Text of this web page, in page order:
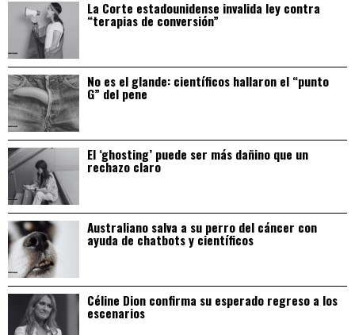
La Corte estadounidense invalida ley contra
“terapias de conversión”
No es el glande: científicos hallaron el “punto
G” del pene
El ‘ghosting’ puede ser más dañino que un
rechazo claro
Australiano salva a su perro del cáncer con
ayuda de chatbots y científicos
Céline Dion confirma su esperado regreso a los
escenarios